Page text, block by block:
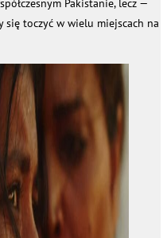
się toczyć w wielu miejscach na